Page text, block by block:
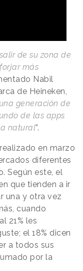
de su zona de
más
Nabil
de Heineken,
generación de
de las apps
natural”.
realizado en marzo
diferentes
Según este, el
que tienden a ir
una y otra vez
cuando
21% les
el 18% dicen
a todos sus
por la